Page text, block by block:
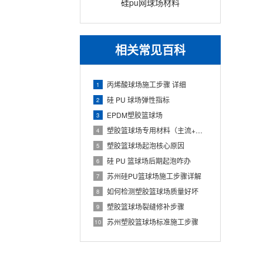
硅pu网球场材料
相关常见百科
1 丙烯酸球场施工步骤 详细
2 硅 PU 球场弹性指标
3 EPDM塑胶篮球场
4 塑胶篮球场专用材料（主流+配套+标准）
5 塑胶篮球场起泡核心原因
6 硅 PU 篮球场后期起泡咋办
7 苏州硅PU篮球场施工步骤详解
8 如何检测塑胶篮球场质量好坏
9 塑胶篮球场裂缝修补步骤
10 苏州塑胶篮球场标准施工步骤